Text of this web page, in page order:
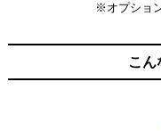
※オプショ
こん